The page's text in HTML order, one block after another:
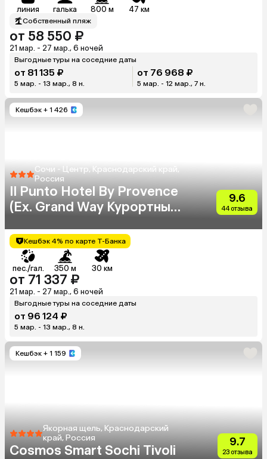
линия галька 800 м 47 км
Собственный пляж
от 58 550 ₽
21 мар. - 27 мар., 6 ночей
Выгодные туры на соседние даты
от 81 135 ₽
5 мар. - 13 мар., 8 н.
от 76 968 ₽
5 мар. - 12 мар., 7 н.
Кешбэк + 1 426
Сочи - Центр, Краснодарский край,
Россия
Il Punto Hotel By Provence
(Ex. Grand Way Курортный
9.6
44 отзыва
Кешбэк 4% по карте Т-Банка
пес./гал. 350 м 30 км
от 71 337 ₽
21 мар. - 27 мар., 6 ночей
Выгодные туры на соседние даты
от 96 124 ₽
5 мар. - 13 мар., 8 н.
Кешбэк + 1 159
Якорная щель, Краснодарский
край, Россия
Cosmos Smart Sochi Tivoli
9.7
23 отзыва